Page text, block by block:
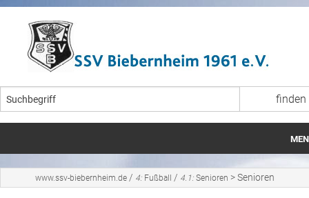
Startseite
www.ssv-biebernheim.de / 4: Fußball / 4.1: Senioren >Senioren